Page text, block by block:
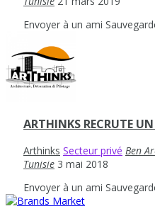
Envoyer à un ami
ARTHINKS RECRUTE
Arthinks Secteur privé Ben
Tunisie 3 mai 2018
Envoyer à un ami